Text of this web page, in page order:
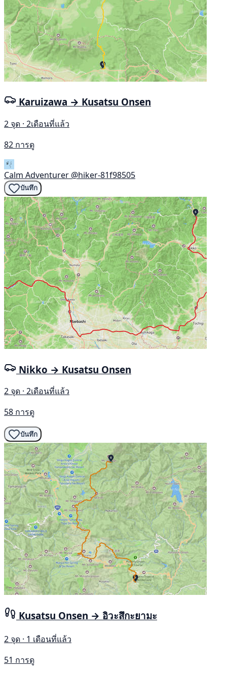
Karuizawa → Kusatsu Onsen
2 จุด · 2เดือนที่แล้ว
82 การดู
Calm Adventurer @hiker-81f98505
บันทึก
Nikko → Kusatsu Onsen
2 จุด · 2เดือนที่แล้ว
58 การดู
บันทึก
Kusatsu Onsen → อิวะสึกะยามะ
2 จุด · 1 เดือนที่แล้ว
51 การดู